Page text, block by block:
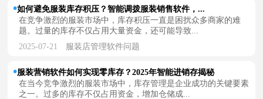
如何避免服装库存积压？智能调拨服装销售软件，...
在竞争激烈的服装市场中，库存积压一直是困扰众多商家的难
题。过量的库存不仅占用大量资金，还可能导致...
2025-07-21 服装店管理软件问题
服装营销软件如何实现零库存？2025年智能进销存揭秘
在当今竞争激烈的服装市场中，库存管理是企业成功的关键要素
之一。过多的库存不仅占用资金，增加仓储成...